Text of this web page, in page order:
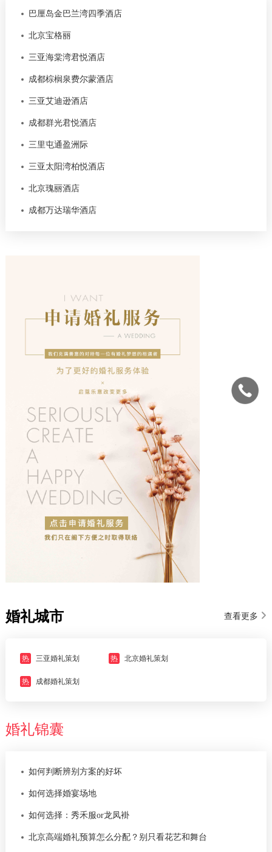
巴厘岛金巴兰湾四季酒店
北京宝格丽
三亚海棠湾君悦酒店
成都棕榈泉费尔蒙酒店
三亚艾迪逊酒店
成都群光君悦酒店
三里屯通盈洲际
三亚太阳湾柏悦酒店
北京瑰丽酒店
成都万达瑞华酒店
婚礼城市 查看更多
热 三亚婚礼策划 热 北京婚礼策划
热 成都婚礼策划
婚礼锦囊
如何判断辨别方案的好坏
如何选择婚宴场地
如何选择：秀禾服or龙凤褂
北京高端婚礼预算怎么分配？别只看花艺和舞台